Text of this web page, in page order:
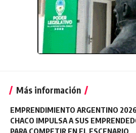
Más información
EMPRENDIMIENTO ARGENTINO
CHACO IMPULSA A SUS